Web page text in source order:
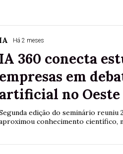
IA Há 2 meses
IA 360 conecta
empresas em
artificial no Oeste
edição do seminário
conhecimento científico,